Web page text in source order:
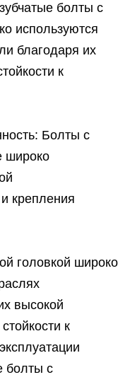
болты с
используются
благодаря их
к
Болты с
широко
крепления
головкой широко
высокой
к
болты с